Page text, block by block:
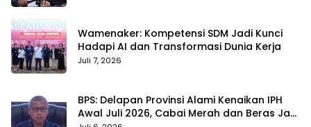
Wamenaker: Kompetensi SDM Jadi Kunci
Hadapi AI dan Transformasi Dunia Kerja
Juli 7, 2026
BPS: Delapan Provinsi Alami Kenaikan IPH
Awal Juli 2026, Cabai Merah dan Beras Jadi